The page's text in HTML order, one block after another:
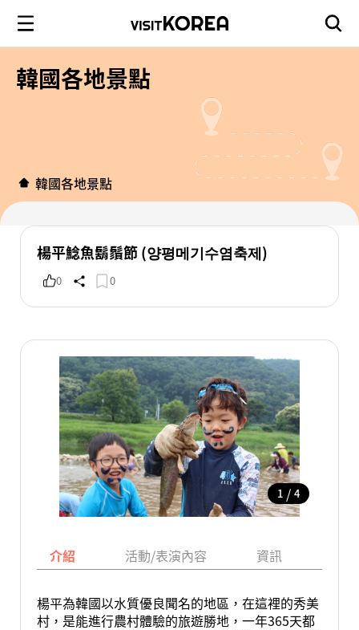
韓國各地景點
韓國各地景點
楊平鯰魚鬍鬚節 (양평메기수염축제)
0 0
1 / 4
介紹 活動/表演內容 資訊
楊平為韓國以水質優良聞名的地區，在這裡的秀美
村，是能進行農村體驗的旅遊勝地，一年365天都